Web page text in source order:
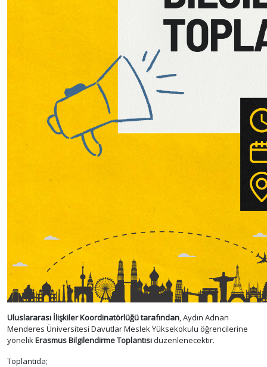
Uluslararası İlişkiler Koordinatörlüğü tarafından, Aydın Adnan
Menderes Üniversitesi Davutlar Meslek Yüksekokulu öğrencilerine
yönelikErasmus Bilgilendirme Toplantısıdüzenlenecektir.
Toplantıda;